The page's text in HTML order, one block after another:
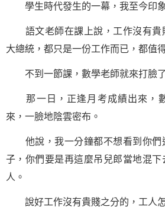
學生時代發生的一幕，我至今印象
語文老師在課上說，工作沒有貴
大總統，都只是一份工作而已，都值
不到一節課，數學老師就來打臉了
那一日，正逢月考成績出來，
來，一臉地陰雲密布。
他說，我一分鐘都不想看到你們
子，你們要是再這麼吊兒郎當地混
人。
說好工作沒有貴賤之分的，工人怎